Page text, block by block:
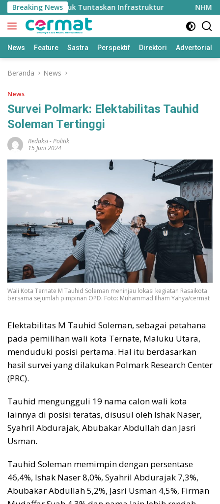
Langsung
ke
konten
Breaking News
Triliun untuk Tuntaskan Infrastruktur NHM
News Feature Sastra Perspektif Direktori Advertorial
Beranda News
News
Survei Polmark: Elektabilitas Tauhid
Soleman Tertinggi
Redaksi-Politik
15 Juni 2024
Wali Kota Ternate M Tauhid Soleman meninjau lokasi kegiatan Rasaikota
bersama sejumlah pimpinan OPD. Foto: Muhammad Ilham Yahya/cermat
Elektabilitas M Tauhid Soleman, sebagai petahana
pada pemilihan wali kota Ternate, Maluku Utara,
menduduki posisi pertama. Hal itu berdasarkan
hasil survei yang dilakukan Polmark Research Center
(PRC).
Tauhid mengungguli 19 nama calon wali kota
lainnya di posisi teratas, disusul oleh Ishak Naser,
Syahril Abdurajak, Abubakar Abdullah dan Jasri
Usman.
Tauhid Soleman memimpin dengan persentase
46,4%, Ishak Naser 8,0%, Syahril Abdurajak 7,3%,
Abubakar Abdullah 5,2%, Jasri Usman 4,5%, Firman